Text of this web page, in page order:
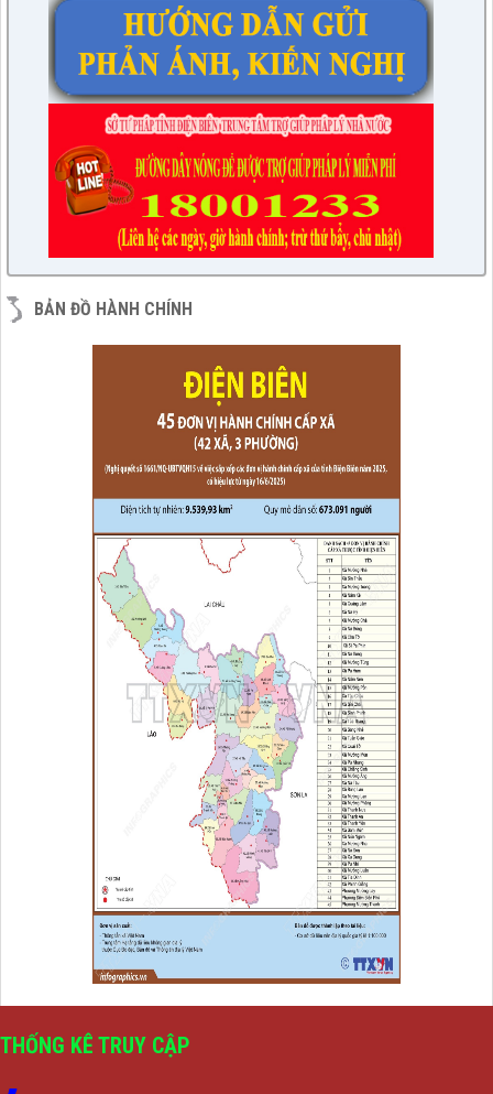
BẢN ĐỒ HÀNH CHÍNH
THỐNG KÊ TRUY CẬP